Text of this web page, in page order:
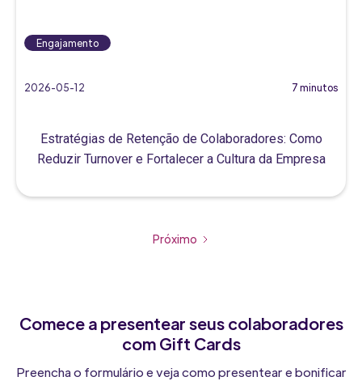
Engajamento
2026-05-12 7 minutos
Estratégias de Retenção de Colaboradores: Como
Reduzir Turnover e Fortalecer a Cultura da Empresa
Próximo
Comece a presentear seus colaboradores
com Gift Cards
Preencha o formulário e veja como presentear e bonificar